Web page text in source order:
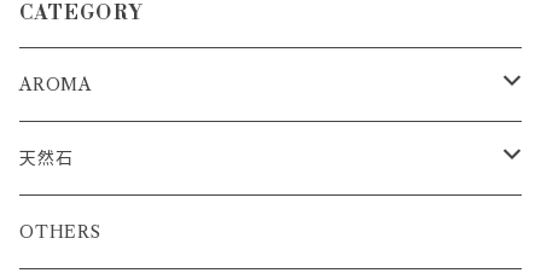
CATEGORY
AROMA
浄化ミスト
アロマストーンディフューザー
天然石
浄化インテリア
OTHERS